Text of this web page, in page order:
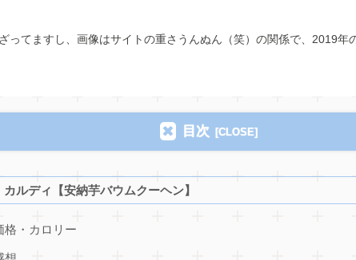
ってますし、画像はサイトの重さうんぬん（笑）の関係で、2019年
目次
カルディ【安納芋バウムクーヘン】
格・カロリー